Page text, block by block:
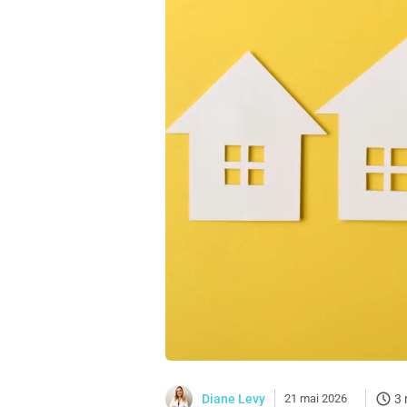
Diane Levy 21 mai 2026 3